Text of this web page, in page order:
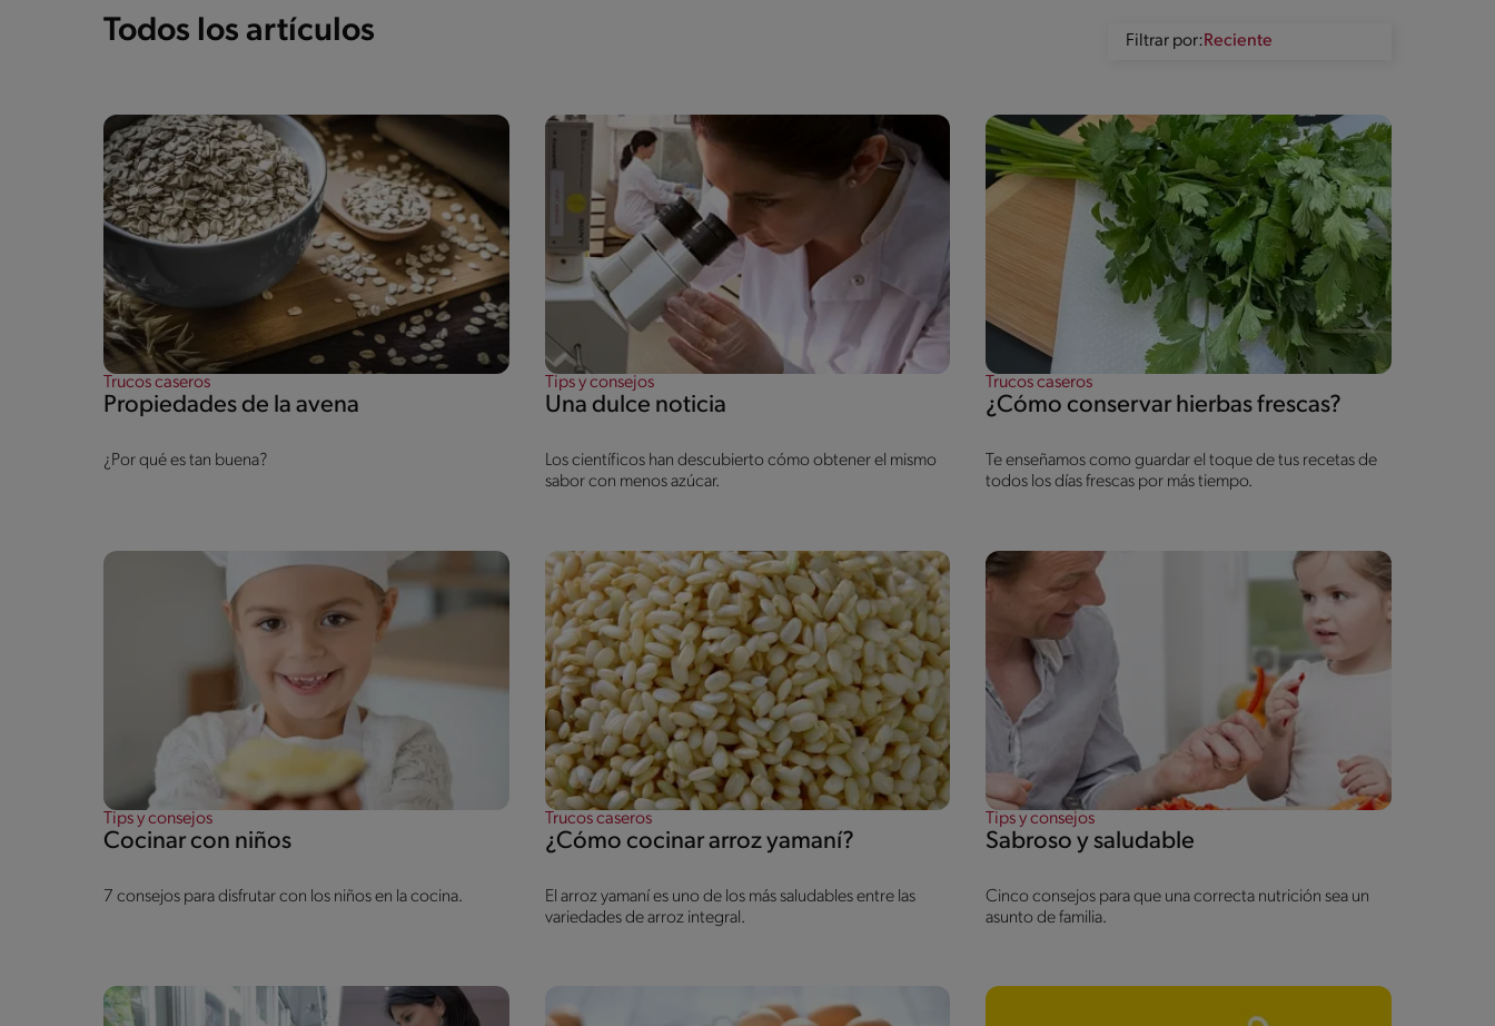
Todos los artículos Filtrar por:
Trucos caseros
Propiedades de la avena
¿Por qué es tan buena?
Tips y consejos
Una dulce noticia
Los científicos han descubierto cómo obtener el mismo
sabor con menos azúcar.
Trucos caseros
¿Cómo conservar hierbas frescas?
Te enseñamos como guardar el toque de tus recetas de
todos los días frescas por más tiempo.
Tips y consejos
Cocinar con niños
7 consejos para disfrutar con los niños en la cocina.
Trucos caseros
¿Cómo cocinar arroz yamaní?
El arroz yamaní es uno de los más saludables entre las
variedades de arroz integral.
Tips y consejos
Sabroso y saludable
Cinco consejos para que una correcta nutrición sea un
asunto de familia.